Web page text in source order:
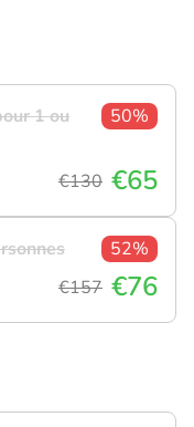
1 ou
50%
€130 €65
52%
€157 €76